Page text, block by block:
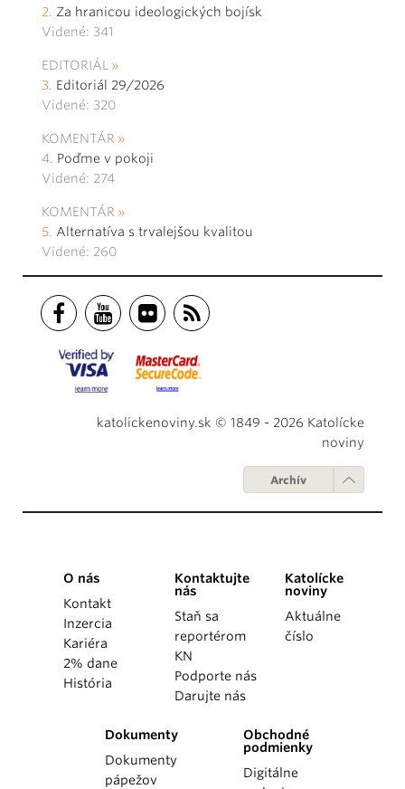
Za hranicou ideologických bojísk
Videné: 341
EDITORIÁL
Editoriál 29/2026
Videné: 320
KOMENTÁR
Poďme v pokoji
Videné: 274
KOMENTÁR
Alternatíva s trvalejšou kvalitou
Videné: 260
katolickenoviny.sk © 1849 - 2026 Katolícke
noviny
Archív
O nás
Kontakt
Inzercia
Kariéra
2% dane
História
Kontaktujte
nás
Staň sa
reportérom
KN
Podporte nás
Darujte nás
Katolícke
noviny
Aktuálne
číslo
Dokumenty
Dokumenty
pápežov
Obchodné
podmienky
Digitálne